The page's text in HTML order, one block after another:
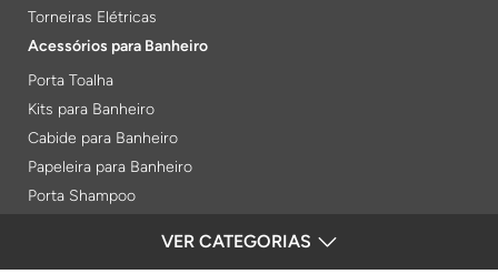
Torneiras Elétricas
Acessórios para Banheiro
Porta Toalha
Kits para Banheiro
Cabide para Banheiro
Papeleira para Banheiro
Porta Shampoo
VER CATEGORIAS
FORMAS DE PAGAMENTO